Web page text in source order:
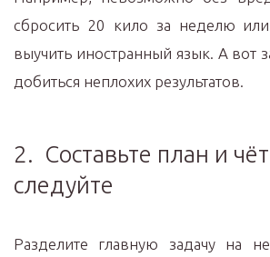
сбросить 20 кило за неделю
выучить иностранный язык. А вот
добиться неплохих результатов.
2. Составьте план и
следуйте
Разделите главную задачу на